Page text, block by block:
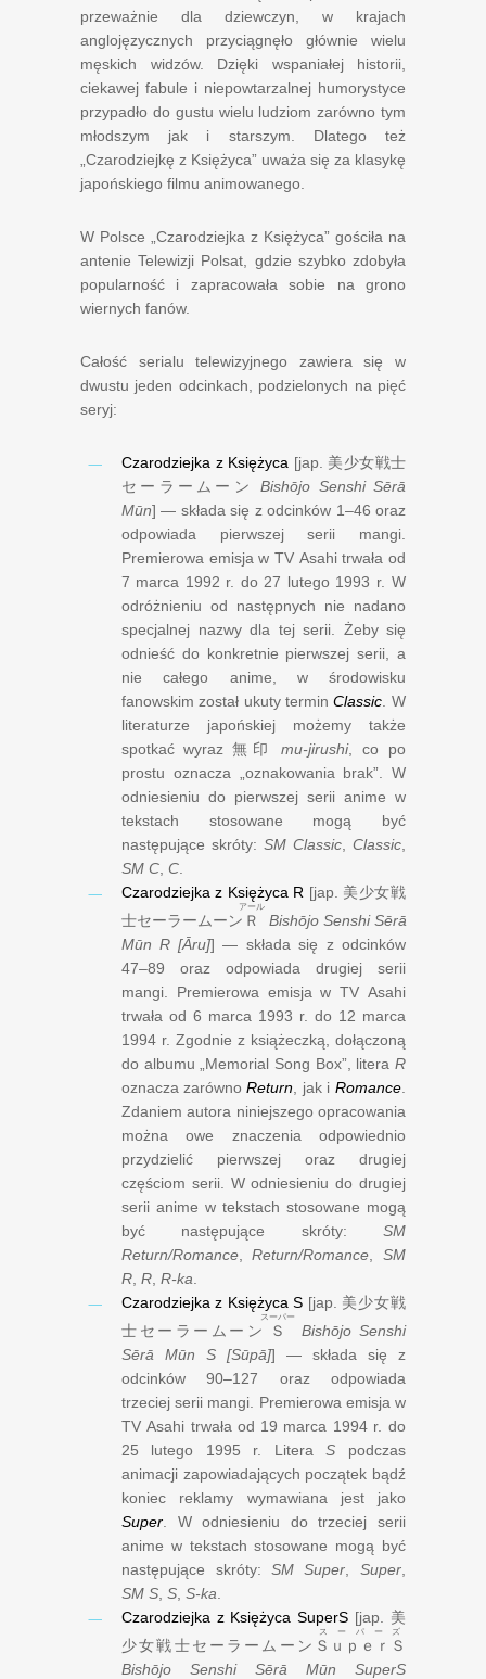
przeważnie dla dziewczyn, w krajach
anglojęzycznych przyciągnęło głównie wielu
męskich widzów. Dzięki wspaniałej historii,
ciekawej fabule i niepowtarzalnej humorystyce
przypadło do gustu wielu ludziom zarówno tym
młodszym jak i starszym. Dlatego też
„Czarodziejkę z Księżyca” uważa się za klasykę
japońskiego filmu animowanego.
W Polsce „Czarodziejka z Księżyca” gościła na
antenie Telewizji Polsat, gdzie szybko zdobyła
popularność i zapracowała sobie na grono
wiernych fanów.
Całość serialu telewizyjnego zawiera się w
dwustu jeden odcinkach, podzielonych na pięć
seryj:
Czarodziejka z Księżyca [jap. 美少女戦士
セーラームーン
Bishōjo Senshi Sērā
Mūn] — składa się z odcinków 1–46 oraz
odpowiada pierwszej serii mangi.
Premierowa emisja w TV Asahi trwała od
7 marca 1992 r. do 27 lutego 1993 r. W
odróżnieniu od następnych nie nadano
specjalnej nazwy dla tej serii. Żeby się
odnieść do konkretnie pierwszej serii, a
nie całego anime, w środowisku
fanowskim został ukuty termin Classic . W
literaturze japońskiej możemy także
spotkać wyraz 無印 mu-jirushi, co po
prostu oznacza „oznakowania brak”. W
odniesieniu do pierwszej serii anime w
tekstach stosowane mogą być
następujące skróty: SM Classic Classic
SM C C
Czarodziejka z Księżyca R [jap. 美少女戦
士セーラームーン Ｒ
アール
Bishōjo Senshi Sērā
Mūn R [Āru]] — składa się z odcinków
47–89 oraz odpowiada drugiej serii
mangi. Premierowa emisja w TV Asahi
trwała od 6 marca 1993 r. do 12 marca
1994 r. Zgodnie z książeczką, dołączoną
do albumu „Memorial Song Box”, litera R
oznacza zarówno Return , jak i Romance
Zdaniem autora niniejszego opracowania
można owe znaczenia odpowiednio
przydzielić pierwszej oraz drugiej
częściom serii. W odniesieniu do drugiej
serii anime w tekstach stosowane mogą
być następujące skróty: SM
Return/Romance
Return/Romance
SM
R R R-ka
Czarodziejka z Księżyca S [jap. 美少女戦
士セーラームーン
Ｓ
スーパー
Bishōjo Senshi
Sērā Mūn S [Sūpā]] — składa się z
odcinków 90–127 oraz odpowiada
trzeciej serii mangi. Premierowa emisja w
TV Asahi trwała od 19 marca 1994 r. do
25 lutego 1995 r.
Litera S podczas
animacji zapowiadających początek bądź
koniec reklamy wymawiana jest jako
Super . W odniesieniu do trzeciej serii
anime w tekstach stosowane mogą być
następujące skróty: SM Super Super
SM S S S-ka
Czarodziejka z Księżyca SuperS [jap. 美
少女戦士セーラームーン ＳｕｐｅｒＳ
スーパーズ
Bishōjo Senshi Sērā Mūn SuperS